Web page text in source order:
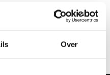
Over
doorgeven